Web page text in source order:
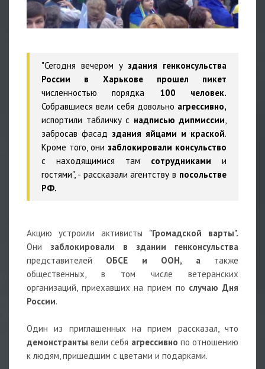
"Сегодня вечером уздания генконсульства
России в Харькове
прошел пикет
численностью порядка 100 человек.
Собравшиеся вели себя довольно агрессивно,
испортили табличку с надписью дипмиссии,
забросав фасад здания яйцами и краской.
Кроме того, они заблокировали консульство
с находящимися там сотрудниками и
гостями", - рассказали агентству в посольстве
РФ.
Акцию устроили активисты "Громадской варты".
Они заблокировали в здании генконсульства
представителей ОБСЕ и ООН, атакже
общественных, в том числе ветеранских
организаций, приехавших на прием по случаю Дня
России.
Один из приглашенных на прием рассказал, что
демонстрантывели себя агрессивно по отношению
к людям, пришедшим с цветами и подарками.